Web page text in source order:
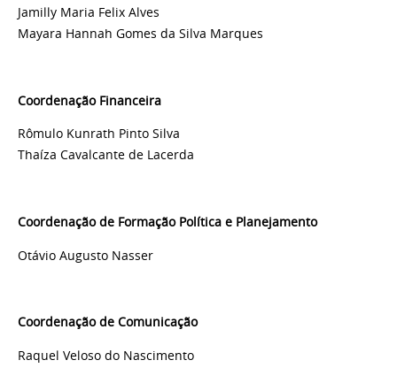
Jamilly Maria Felix Alves
Mayara Hannah Gomes da Silva Marques
Coordenação Financeira
Rômulo Kunrath Pinto Silva
Thaíza Cavalcante de Lacerda
Coordenação de Formação Política e Planejamento
Otávio Augusto Nasser
Coordenação de Comunicação
Raquel Veloso do Nascimento